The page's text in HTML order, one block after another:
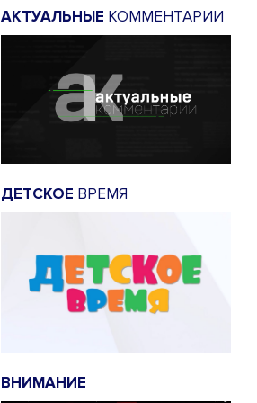
АКТУАЛЬНЫЕ КОММЕНТАРИИ
ДЕТСКОЕ ВРЕМЯ
ВНИМАНИЕ